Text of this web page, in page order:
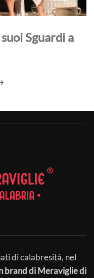
Sguardi a
di calabresità, nel
brand di Meraviglie di